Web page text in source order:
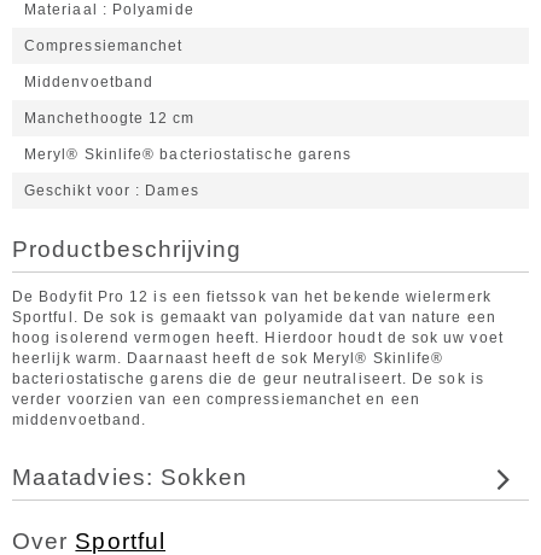
Materiaal Polyamide
Compressiemanchet
Middenvoetband
Manchethoogte 12 cm
Meryl® Skinlife® bacteriostatische garens
Geschikt voor Dames
Productbeschrijving
De Bodyfit Pro 12 is een fietssok van het bekende wielermerk
Sportful. De sok is gemaakt van polyamide dat van nature een
hoog isolerend vermogen heeft. Hierdoor houdt de sok uw voet
heerlijk warm. Daarnaast heeft de sok Meryl® Skinlife®
bacteriostatische garens die de geur neutraliseert. De sok is
verder voorzien van een compressiemanchet en een
middenvoetband.
Maatadvies: Sokken
Over Sportful